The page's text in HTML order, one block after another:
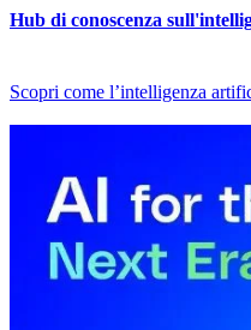
Hub di conoscenza
Scopri come l’intelligenza